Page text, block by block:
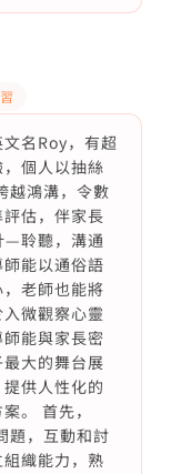
名Roy，有超
個人以抽絲
越鴻溝，令數
估，伴家長
—聆聽，溝通
能以通俗語
老師也能將
微觀察心靈
能與家長密
大的舞台展
供人性化的
。 首先，
題，互動和討
織能力，熟